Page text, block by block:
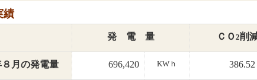
績
発 電 量 ＣＯ2削
月の発電量 696,420 KWｈ 386.52